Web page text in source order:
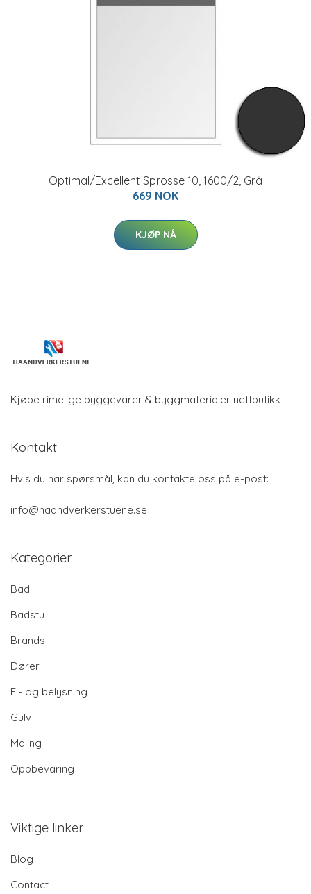
Optimal/Excellent Sprosse 10, 1600/2, Grå
669 NOK
KJØP NÅ
Kjøpe rimelige byggevarer & byggmaterialer nettbutikk
Kontakt
Hvis du har spørsmål, kan du kontakte oss på e-post:
info@haandverkerstuene.se
Kategorier
Bad
Badstu
Brands
Dører
El- og belysning
Gulv
Maling
Oppbevaring
Viktige linker
Blog
Contact